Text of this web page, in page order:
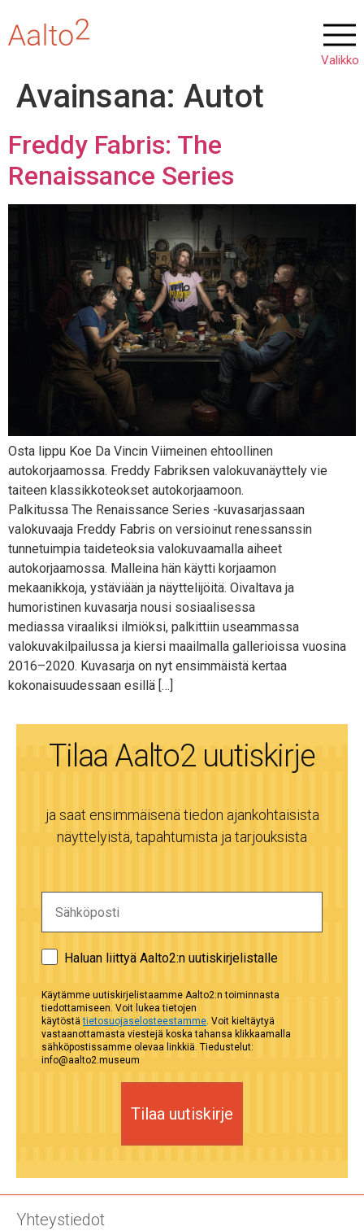
Avainsana: Autot
Freddy Fabris: The
Renaissance Series
Osta lippu Koe Da Vincin Viimeinen ehtoollinen
autokorjaamossa. Freddy Fabriksen valokuvanäyttely vie
taiteen klassikkoteokset autokorjaamoon.
Palkitussa The Renaissance Series -kuvasarjassaan
valokuvaaja Freddy Fabris on versioinut renessanssin
tunnetuimpia taideteoksia valokuvaamalla aiheet
autokorjaamossa. Malleina hän käytti korjaamon
mekaanikkoja, ystäviään ja näyttelijöitä. Oivaltava ja
humoristinen kuvasarja nousi sosiaalisessa
mediassa viraaliksi ilmiöksi, palkittiin useammassa
valokuvakilpailussa ja kiersi maailmalla gallerioissa vuosina
2016–2020. Kuvasarja on nyt ensimmäistä kertaa
kokonaisuudessaan esillä […]
Tilaa Aalto2 uutiskirje
ja saat ensimmäisenä tiedon ajankohtaisista
näyttelyistä, tapahtumista ja tarjouksista
Haluan liittyä Aalto2:n uutiskirjelistalle
Käytämme uutiskirjelistaamme Aalto2:n toiminnasta
tiedottamiseen. Voit lukea tietojen
käytöstätietosuojaselosteestamme. Voit kieltäytyä
vastaanottamasta viestejä koska tahansa klikkaamalla
sähköpostissamme olevaa linkkiä. Tiedustelut:
info@aalto2.museum
Tilaa uutiskirje
Yhteystiedot